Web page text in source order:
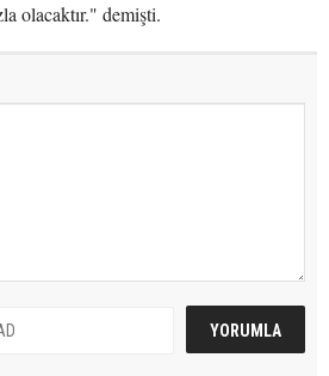
olacaktır." demişti.